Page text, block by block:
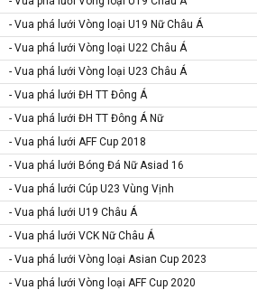
- Vua phá lưới Vòng loại U19 Nữ Châu Á
- Vua phá lưới Vòng loại U22 Châu Á
- Vua phá lưới Vòng loại U23 Châu Á
- Vua phá lưới ĐH TT Đông Á
- Vua phá lưới ĐH TT Đông Á Nữ
- Vua phá lưới AFF Cup 2018
- Vua phá lưới Bóng Đá Nữ Asiad 16
- Vua phá lưới Cúp U23 Vùng Vịnh
- Vua phá lưới U19 Châu Á
- Vua phá lưới VCK Nữ Châu Á
- Vua phá lưới Vòng loại Asian Cup 2023
- Vua phá lưới Vòng loại AFF Cup 2020